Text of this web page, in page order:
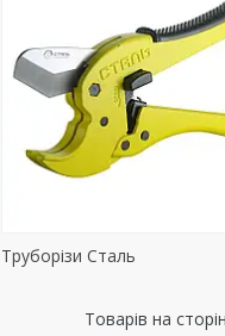
Труборізи Сталь